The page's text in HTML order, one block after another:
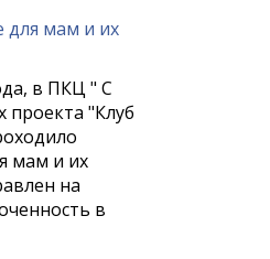
в ПКЦ " С
проекта "Клуб
мам и их
на
в